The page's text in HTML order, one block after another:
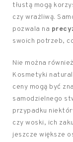
tłustą mogą
czy wrażliwą.
pozwala na
swoich potrzeb,
Nie można
Kosmetyki
ceny mogą być
samodzielnego
przypadku
czy woski, ich
jeszcze większe